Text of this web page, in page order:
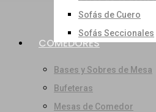
Sofás de Cuero
Sofás Seccionales
COMEDORES
Bases y Sobres de Mesa
Bufeteras
Mesas de Comedor